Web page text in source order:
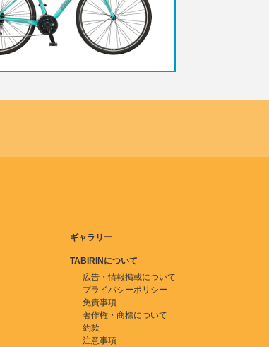
ギャラリー
TABIRINについて
広告・情報掲載について
プライバシーポリシー
免責事項
著作権・商標について
約款
注意事項